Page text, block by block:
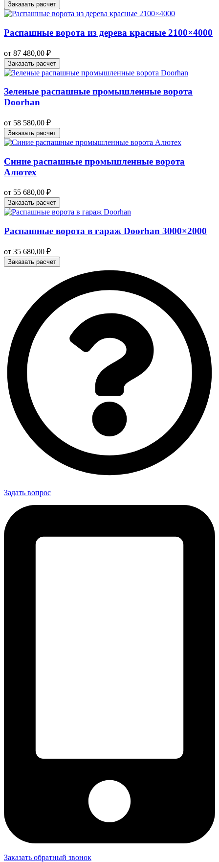
Заказать расчет
Распашные ворота из дерева красные 2100×4000
от 87 480,00 ₽
Заказать расчет
Зеленые распашные промышленные ворота
Doorhan
от 58 580,00 ₽
Заказать расчет
Синие распашные промышленные ворота
Алютех
от 55 680,00 ₽
Заказать расчет
Распашные ворота в гараж Doorhan 3000×2000
от 35 680,00 ₽
Заказать расчет
Задать вопрос
Заказать обратный звонок